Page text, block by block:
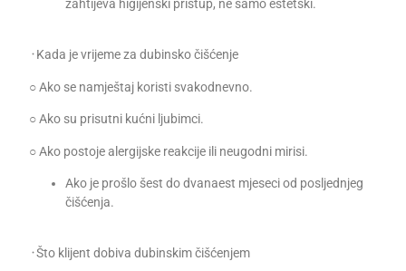
zahtijeva higijenski pristup, ne samo estetski.
᠂ Kada je vrijeme za dubinsko čišćenje
○ Ako se namještaj koristi svakodnevno.
○ Ako su prisutni kućni ljubimci.
○ Ako postoje alergijske reakcije ili neugodni mirisi.
Ako je prošlo šest do dvanaest mjeseci od posljednjeg
čišćenja.
᠂ Što klijent dobiva dubinskim čišćenjem